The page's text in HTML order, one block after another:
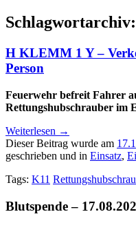
Schlagwortarchiv:
H KLEMM 1 Y –
Person
Feuerwehr befreit Fahrer
Rettungshubschrauber im
Weiterlesen →
Dieser Beitrag wurde am
geschrieben und in Einsatz,
Tags: K11
Blutspende –